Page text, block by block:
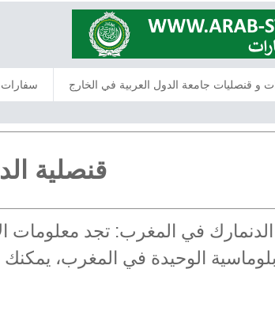
و قنصليات جامعة الدول العربية في الخارج سفارات
قنصلية
الدنمارك في المغرب: تجد
الوحيدة في المغرب،